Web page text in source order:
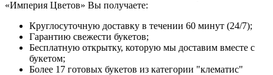
«Империя Цветов» Вы получаете:
Круглосуточную доставку в течении 60 минут (24/7);
Гарантию свежести букетов;
Бесплатную открытку, которую мы доставим вместе с
букетом;
Более 17 готовых букетов из категории "клематис"